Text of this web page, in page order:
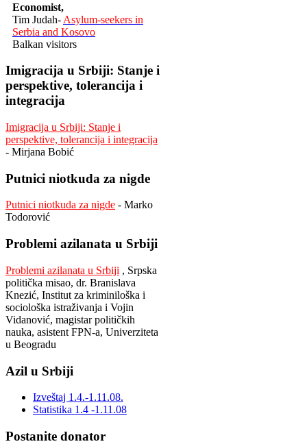
Economist,
Tim Judah- Asylum-seekers in
Serbia and Kosovo
Balkan visitors
Imigracija u Srbiji: Stanje i
perspektive, tolerancija i
integracija
Imigracija u Srbiji: Stanje i
perspektive, tolerancija i integracija
- Mirjana Bobić
Putnici niotkuda za nigde
Putnici niotkuda za nigde - Marko
Todorović
Problemi azilanata u Srbiji
Problemi azilanata u Srbiji , Srpska
politička misao, dr. Branislava
Knezić, Institut za kriminiloška i
sociološka istraživanja i Vojin
Vidanović, magistar političkih
nauka, asistent FPN-a, Univerziteta
u Beogradu
Azil u Srbiji
Izveštaj 1.4.-1.11.08.
Statistika 1.4 -1.11.08
Postanite donator